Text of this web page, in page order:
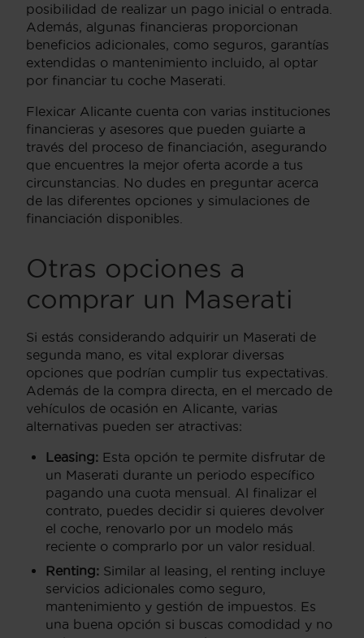
posibilidad de realizar un pago inicial o entrada.
Además, algunas financieras proporcionan
beneficios adicionales, como seguros, garantías
extendidas o mantenimiento incluido, al optar
por financiar tu coche Maserati.
Flexicar Alicante cuenta con varias instituciones
financieras y asesores que pueden guiarte a
través del proceso de financiación, asegurando
que encuentres la mejor oferta acorde a tus
circunstancias. No dudes en preguntar acerca
de las diferentes opciones y simulaciones de
financiación disponibles.
Otras opciones a
comprar un Maserati
Si estás considerando adquirir un Maserati de
segunda mano, es vital explorar diversas
opciones que podrían cumplir tus expectativas.
Además de la compra directa, en el mercado de
vehículos de ocasión en Alicante, varias
alternativas pueden ser atractivas:
Leasing: Esta opción te permite disfrutar de
un Maserati durante un periodo específico
pagando una cuota mensual. Al finalizar el
contrato, puedes decidir si quieres devolver
el coche, renovarlo por un modelo más
reciente o comprarlo por un valor residual.
Renting: Similar al leasing, el renting incluye
servicios adicionales como seguro,
mantenimiento y gestión de impuestos. Es
una buena opción si buscas comodidad y no